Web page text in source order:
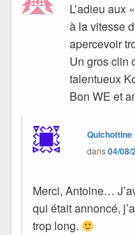
L’adieu aux
à la vitesse
apercevoir
Un gros clin
talentueux
Bon WE et
Quichottine
dans04/08/
Merci, Antoine…
qui était annoncé,
trop long.